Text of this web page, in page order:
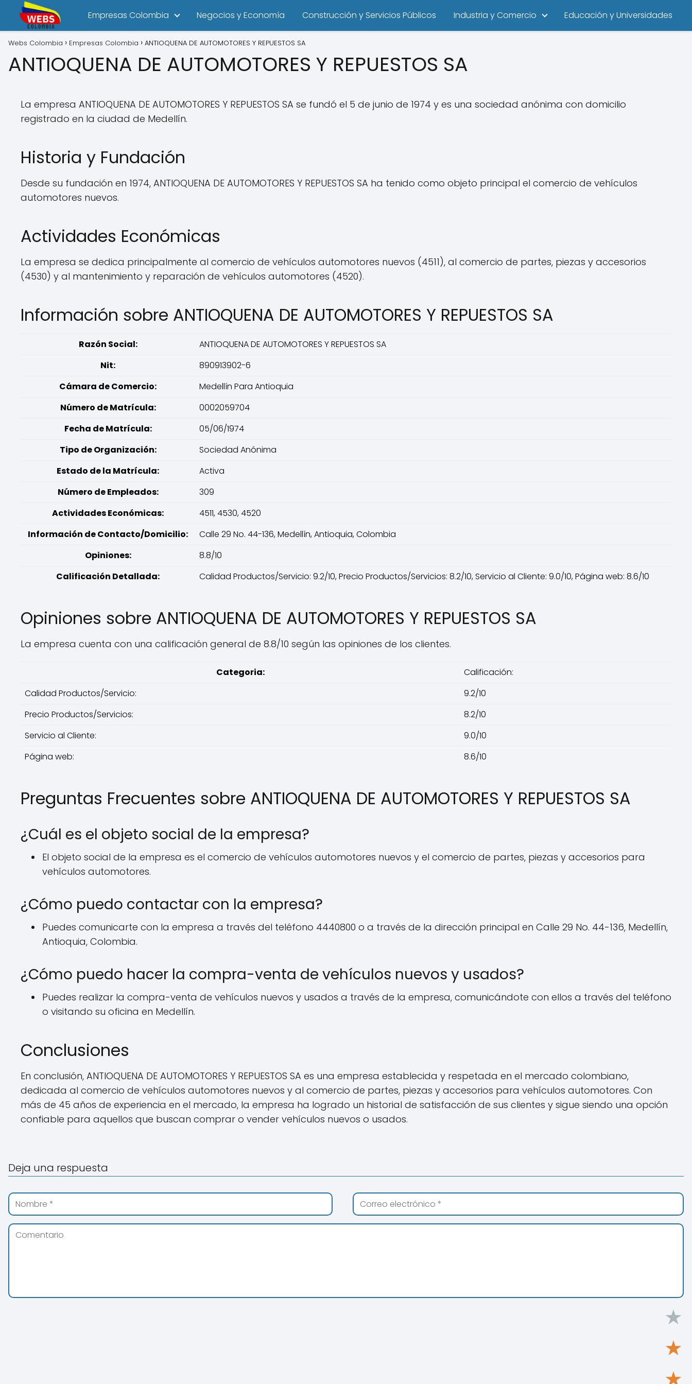
Empresas Colombia Negocios y Economía Construcción y Servicios Públicos Industria y Comercio Educación y Universidades
Webs Colombia Empresas Colombia ANTIOQUENA DE AUTOMOTORES Y REPUESTOS SA
ANTIOQUENA DE AUTOMOTORES Y REPUESTOS SA
La empresa ANTIOQUENA DE AUTOMOTORES Y REPUESTOS SA se fundó el 5 de junio de 1974 y es una sociedad anónima con domicilio
registrado en la ciudad de Medellín.
Historia y Fundación
Desde su fundación en 1974, ANTIOQUENA DE AUTOMOTORES Y REPUESTOS SA ha tenido como objeto principal el comercio de vehículos
automotores nuevos.
Actividades Económicas
La empresa se dedica principalmente al comercio de vehículos automotores nuevos (4511), al comercio de partes, piezas y accesorios
(4530) y al mantenimiento y reparación de vehículos automotores (4520).
Información sobre ANTIOQUENA DE AUTOMOTORES Y REPUESTOS SA
Razón Social:
ANTIOQUENA DE AUTOMOTORES Y REPUESTOS SA
Nit:
890913902-6
Cámara de Comercio:
Medellín Para Antioquia
Número de Matrícula:
0002059704
Fecha de Matrícula:
05/06/1974
Tipo de Organización:
Sociedad Anónima
Estado de la Matrícula:
Activa
Número de Empleados:
309
Actividades Económicas:
4511, 4530, 4520
Información de Contacto/Domicilio:
Calle 29 No. 44-136, Medellín, Antioquia, Colombia
Opiniones:
8.8/10
Calificación Detallada:
Calidad Productos/Servicio: 9.2/10, Precio Productos/Servicios: 8.2/10, Servicio al Cliente: 9.0/10, Página web: 8.6/10
Opiniones sobre ANTIOQUENA DE AUTOMOTORES Y REPUESTOS SA
La empresa cuenta con una calificación general de 8.8/10 según las opiniones de los clientes.
Categoria:
Calificación:
Calidad Productos/Servicio:
9.2/10
Precio Productos/Servicios:
8.2/10
Servicio al Cliente:
9.0/10
Página web:
8.6/10
Preguntas Frecuentes sobre ANTIOQUENA DE AUTOMOTORES Y REPUESTOS SA
¿Cuál es el objeto social de la empresa?
El objeto social de la empresa es el comercio de vehículos automotores nuevos y el comercio de partes, piezas y accesorios para
vehículos automotores.
¿Cómo puedo contactar con la empresa?
Puedes comunicarte con la empresa a través del teléfono 4440800 o a través de la dirección principal en Calle 29 No. 44-136, Medellín,
Antioquia, Colombia.
¿Cómo puedo hacer la compra-venta de vehículos nuevos y usados?
Puedes realizar la compra-venta de vehículos nuevos y usados a través de la empresa, comunicándote con ellos a través del teléfono
o visitando su oficina en Medellín.
Conclusiones
En conclusión, ANTIOQUENA DE AUTOMOTORES Y REPUESTOS SA es una empresa establecida y respetada en el mercado colombiano,
dedicada al comercio de vehículos automotores nuevos y al comercio de partes, piezas y accesorios para vehículos automotores. Con
más de 45 años de experiencia en el mercado, la empresa ha logrado un historial de satisfacción de sus clientes y sigue siendo una opción
confiable para aquellos que buscan comprar o vender vehículos nuevos o usados.
Deja una respuesta
★
★